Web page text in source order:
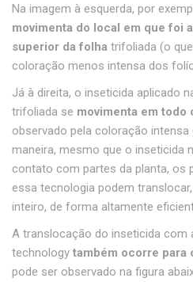
Na imagem à esquerda, por
movimenta do local em que foi
superior da folha trifoliada (o
coloração menos intensa dos
Já à direita, o inseticida aplicado
trifoliada se movimenta em todo
observado pela coloração
maneira, mesmo que o inseticida
contato com partes da planta, os
essa tecnologia podem
inteiro, de forma altamente
A translocação do inseticida com
technology também ocorre para
pode ser observado na figura